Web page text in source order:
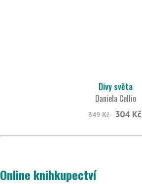
Divy světa
Daniela Cellio
349 Kč 304 Kč
Online knihkupectví